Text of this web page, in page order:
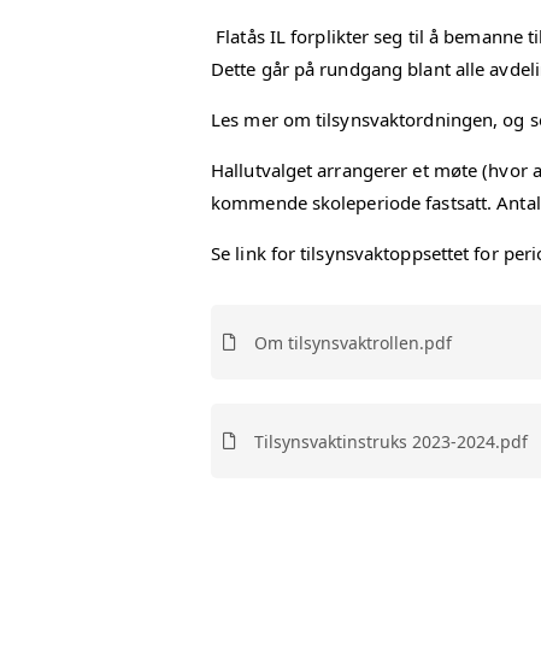
VIPPS I
Flatås ILforplikter seg til å bemanne
Dette går på rundgang blant alle
Les mer om tilsynsvaktordningen, og
Hallutvalget arrangerer et møte (hvor
kommende skoleperiode fastsatt.
Se link for tilsynsvaktoppsettet for
Om tilsynsvaktrollen.pdf
Tilsynsvaktinstruks 2023-2024.pdf